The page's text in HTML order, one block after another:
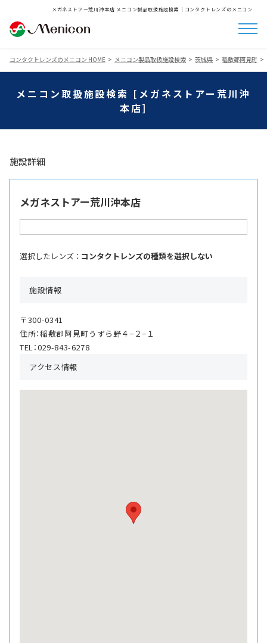
メガネストアー荒川沖本店 メニコン製品取扱施設検索│コンタクトレンズのメニコン
コンタクトレンズのメニコン HOME メニコン製品取扱施設検索 茨城県 稲敷郡阿見町
メニコン取扱施設検索 [メガネストアー荒川沖
本店]
施設詳細
メガネストアー荒川沖本店
選択したレンズ ： コンタクトレンズの種類を選択しない
施設情報
〒300-0341
住所：稲敷郡阿見町うずら野４−２−１
TEL：029-843-6278
アクセス情報